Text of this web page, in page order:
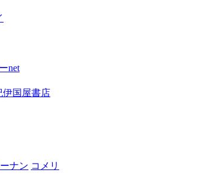
net
伊国屋書店
ナン コメリ